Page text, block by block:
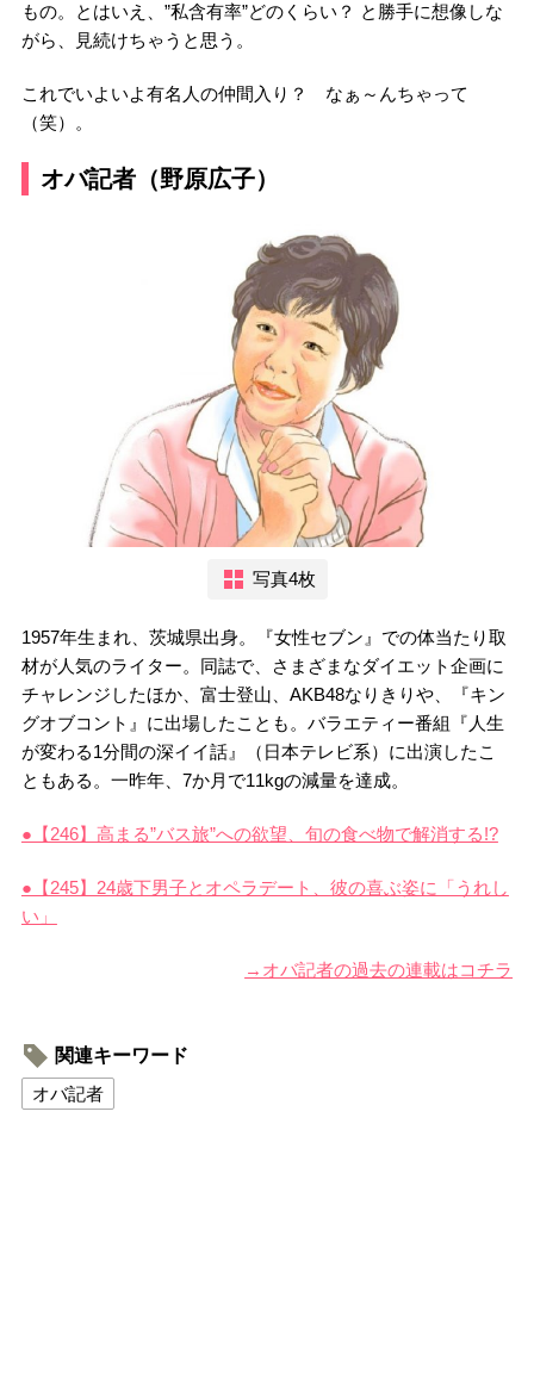
もの。とはいえ、”私含有率”どのくらい？ と勝手に想像しな
がら、見続けちゃうと思う。
これでいよいよ有名人の仲間入り？ なぁ～んちゃって
（笑）。
オバ記者（野原広子）
写真4枚
1957年生まれ、茨城県出身。『女性セブン』での体当たり取
材が人気のライター。同誌で、さまざまなダイエット企画に
チャレンジしたほか、富士登山、AKB48なりきりや、『キン
グオブコント』に出場したことも。バラエティー番組『人生
が変わる1分間の深イイ話』（日本テレビ系）に出演したこ
ともある。一昨年、7か月で11kgの減量を達成。
●【246】高まる”バス旅”への欲望、旬の食べ物で解消する!?
●【245】24歳下男子とオペラデート、彼の喜ぶ姿に「うれし
い」
→オバ記者の過去の連載はコチラ
関連キーワード
オバ記者